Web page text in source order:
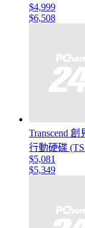
$4,999
$6,508
Transcend 創
行動硬碟
$5,081
$5,349